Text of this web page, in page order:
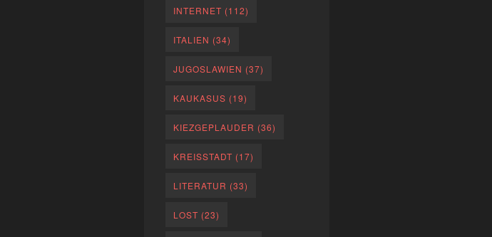
INTERNET (112)
ITALIEN (34)
JUGOSLAWIEN (37)
KAUKASUS (19)
KIEZGEPLAUDER (36)
KREISSTADT (17)
LITERATUR (33)
LOST (23)